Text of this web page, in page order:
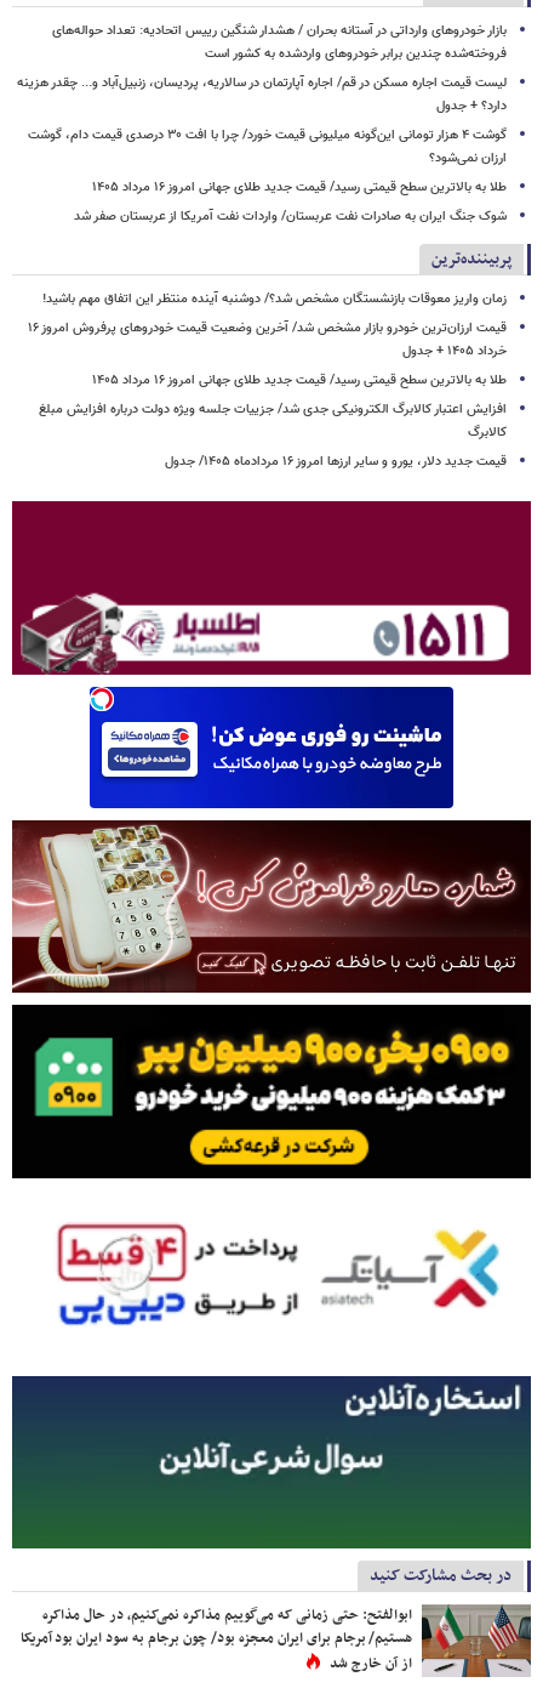
بازار خودروهای وارداتی در آستانه بحران / هشدار شنگین رییس اتحادیه: تعداد حواله‌های
فروخته‌شده چندین برابر خودروهای واردشده به کشور است
لیست قیمت اجاره مسکن در قم/ اجاره آپارتمان در سالاریه، پردیسان، زنبیل‌آباد و... چقدر هزینه
دارد؟ + جدول
گوشت ۴ هزار تومانی این‌گونه میلیونی قیمت خورد/ چرا با افت ۳۰ درصدی قیمت دام، گوشت
ارزان نمی‌شود؟
طلا به بالاترین سطح قیمتی رسید/ قیمت جدید طلای جهانی امروز ۱۶ مرداد ۱۴۰۵
شوک جنگ ایران به صادرات نفت عربستان/ واردات نفت آمریکا از عربستان صفر شد
پربیننده‌ترین
زمان واریز معوقات بازنشستگان مشخص شد؟/ دوشنبه آینده منتظر این اتفاق مهم باشید!
قیمت ارزان‌ترین خودرو بازار مشخص شد/ آخرین وضعیت قیمت خودروهای پرفروش امروز ۱۶
خرداد ۱۴۰۵ + جدول
طلا به بالاترین سطح قیمتی رسید/ قیمت جدید طلای جهانی امروز ۱۶ مرداد ۱۴۰۵
افزایش اعتبار کالابرگ الکترونیکی جدی شد/ جزییات جلسه ویژه دولت درباره افزایش مبلغ
کالابرگ
قیمت جدید دلار، یورو و سایر ارزها امروز ۱۶ مردادماه ۱۴۰۵/ جدول
در بحث مشارکت کنید
ابوالفتح: حتی زمانی که می‌گوییم مذاکره نمی‌کنیم، در حال مذاکره
هستیم/ برجام برای ایران معجزه بود/ چون برجام به سود ایران بود آمریکا
از آن خارج شد